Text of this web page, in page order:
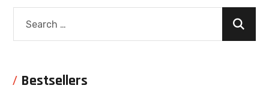
Bestsellers